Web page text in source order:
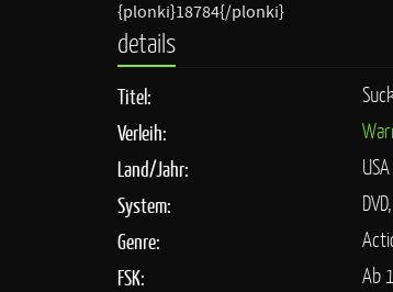
{plonki}18784{/plonki}
details
Titel:
Verleih:
Land/Jahr:
System:
Genre:
FSK:
Ab